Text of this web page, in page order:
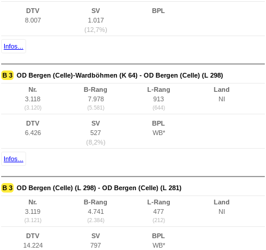
DTV
8.007
SV
1.017
(12,7%)
BPL
Infos...
B 3 OD Bergen (Celle)-Wardböhmen (K 64) - OD Bergen (Celle) (L 298)
Nr.
3.118
(3.120)
B-Rang
7.978
(5.581)
L-Rang
913
(644)
Land
NI
DTV
6.426
SV
527
(8,2%)
BPL
WB*
Infos...
B 3 OD Bergen (Celle) (L 298) - OD Bergen (Celle) (L 281)
Nr.
3.119
(3.121)
B-Rang
4.741
(2.384)
L-Rang
477
(212)
Land
NI
DTV
14.224
SV
797
BPL
WB*